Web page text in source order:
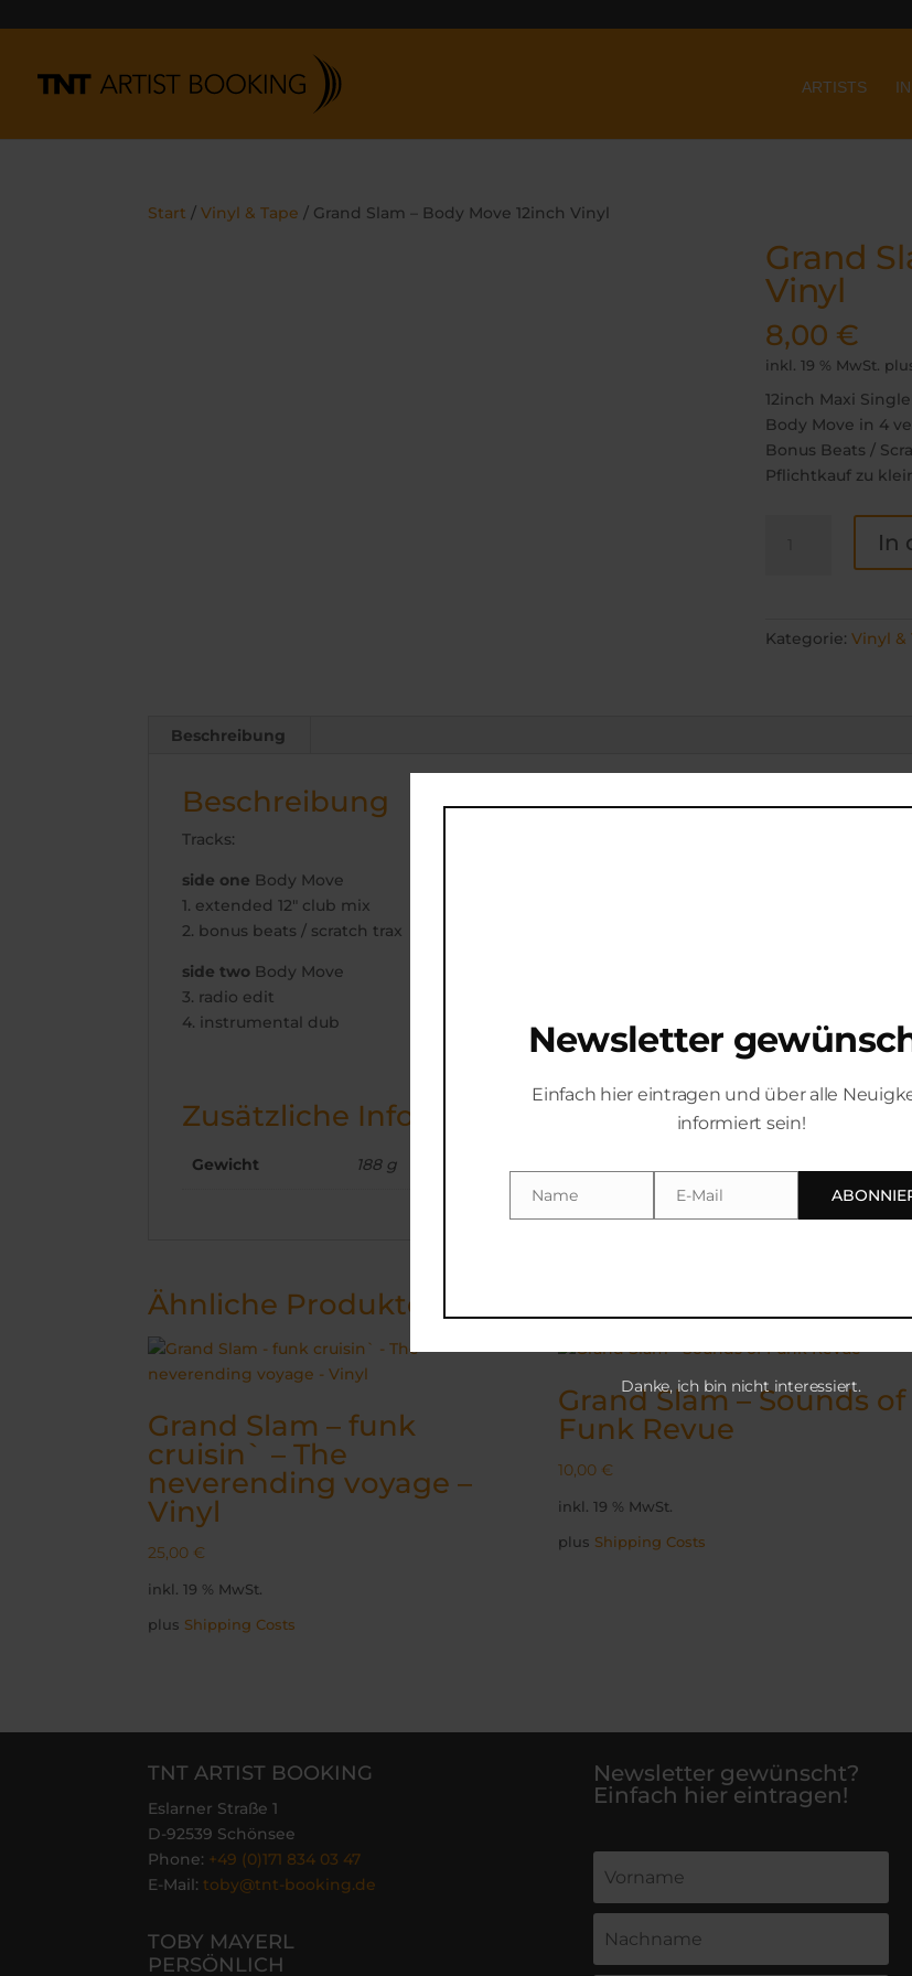
ARTISTS
Start /Vinyl & Tape / Grand Slam – Body Move 12inch Vinyl
Grand
Vinyl
8,00 €
inkl. 19 % MwSt.
12inch Maxi
Body Move in 4
Bonus Beats /
Pflichtkauf zu
12inch
In
Kategorie: Vinyl &
Beschreibung
Beschreibung
Tracks:
side one Body Move
1. extended 12″ club mix
2. bonus beats / scratch trax
side two Body Move
3. radio edit
4. instrumental dub
Zusätzliche Informationen
Gewicht 188 g
Ähnliche Produkte
Grand Slam – funk
cruisin` – The
neverending voyage –
Vinyl
25,00 €
inkl. 19 % MwSt.
plus Shipping Costs
Grand Slam – Sounds of
Funk Revue
10,00 €
inkl. 19 % MwSt.
plus Shipping Costs
TNT ARTIST BOOKING
Eslarner Straße 1
D-92539 Schönsee
Phone: +49 (0)171 834 03 47
E-Mail: toby@tnt-booking.de
TOBY MAYERL
PERSÖNLICH
Newsletter gewünscht?
Einfach hier eintragen!
Newsletter
Einfach hier eintragen und über alle
informiert sein!
Name
Name
Email
E-Mail
Danke, ich bin nicht interessiert.